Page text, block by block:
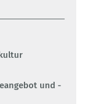
und -